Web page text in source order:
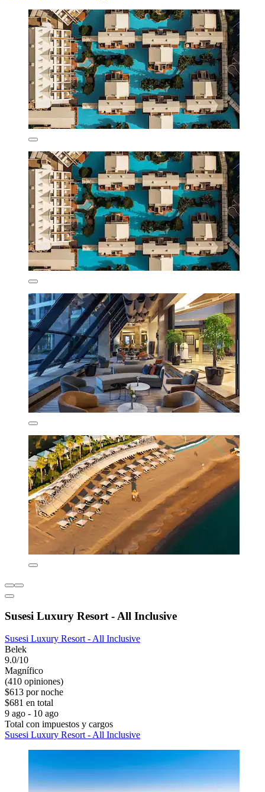
Susesi Luxury Resort - All Inclusive
Susesi Luxury Resort - All Inclusive
Belek
9.0/10
Magnífico
(410 opiniones)
$613 por noche
$681 en total
9 ago - 10 ago
Total con impuestos y cargos
Susesi Luxury Resort - All Inclusive